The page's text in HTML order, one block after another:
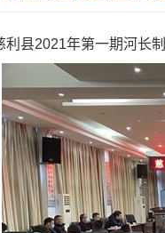
2021年第一期河长制